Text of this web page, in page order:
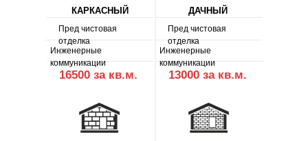
16500 за кв.м.
КАРКАСНЫЙ
Пред чистовая
отделка
Инженерные
коммуникации
13000 за кв.м.
ДАЧНЫЙ
Пред чистовая
отделка
Инженерные
коммуникации